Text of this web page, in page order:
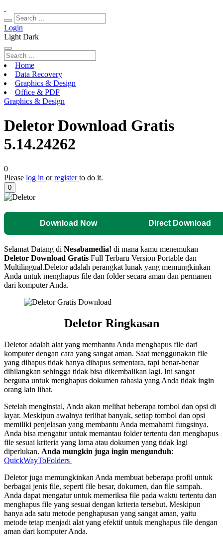
Login
Light Dark
Home
Data Recovery
Graphics & Design
Office & PDF
Graphics & Design
Deletor Download Gratis
5.14.24262
0
Please log in orregisterto do it.
0
Download Now Direct Download
Selamat Datang di Nesabamedia! di mana kamu menemukan
Deletor Download Gratis Full Terbaru Version Portable dan
Multilingual.Deletor adalah perangkat lunak yang memungkinkan
Anda untuk menghapus file dan folder secara aman dan permanen
dari komputer Anda.
Deletor Ringkasan
Deletor adalah alat yang membantu Anda menghapus file dari
komputer dengan cara yang sangat aman. Saat menggunakan file
yang dihapus tidak hanya dihapus sementara, tapi benar-benar
dihilangkan sehingga tidak bisa dikembalikan lagi. Ini sangat
berguna untuk menghapus dokumen rahasia yang Anda tidak ingin
orang lain lihat.
Setelah menginstal, Anda akan melihat beberapa tombol dan opsi di
layar. Meskipun awalnya terlihat banyak, setiap tombol dan opsi
memiliki penjelasan yang membantu Anda memahami fungsinya.
Anda bisa mengatur untuk memantau folder tertentu dan menghapus
file sesuai kriteria yang lama atau dokumen yang tidak lagi
diperlukan. Anda mungkin juga ingin mengunduh:
QuickWayToFolders
Deletor juga memungkinkan Anda membuat beberapa profil untuk
berbagai jenis file, seperti file besar, dokumen, dan file sampah.
Anda dapat mengatur untuk memeriksa file pada waktu tertentu dan
menghapus file yang sesuai dengan kriteria tersebut. Meskipun
hanya ada satu metode penghapusan yang sangat aman, yaitu
metode tetap menjadi alat yang efektif untuk menghapus file dengan
aman dari komputer Anda.